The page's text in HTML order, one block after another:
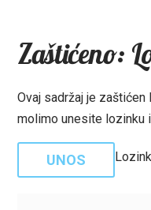
Zaštićeno:
Ovaj sadržaj je
molimo unesite lozinku